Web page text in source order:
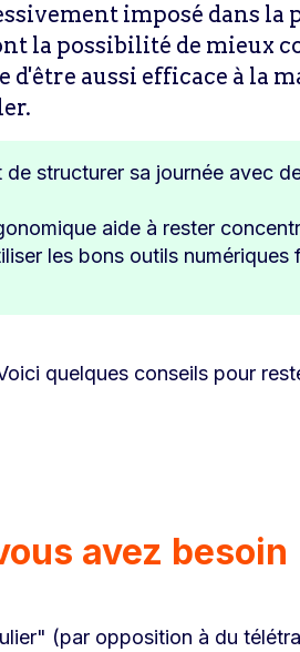
imposé dans la
la possibilité de mieux
aussi efficace à la
structurer sa journée avec
aide à rester
les bons outils
quelques conseils pour
avez besoin
(par opposition à du